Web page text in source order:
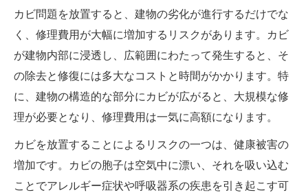
カビ問題を放置すると、建物の劣化が進行するだけでな
く、修理費用が大幅に増加するリスクがあります。カビ
が建物内部に浸透し、広範囲にわたって発生すると、そ
の除去と修復には多大なコストと時間がかかります。特
に、建物の構造的な部分にカビが広がると、大規模な修
理が必要となり、修理費用は一気に高額になります。
カビを放置することによるリスクの一つは、健康被害の
増加です。カビの胞子は空気中に漂い、それを吸い込む
ことでアレルギー症状や呼吸器系の疾患を引き起こす可